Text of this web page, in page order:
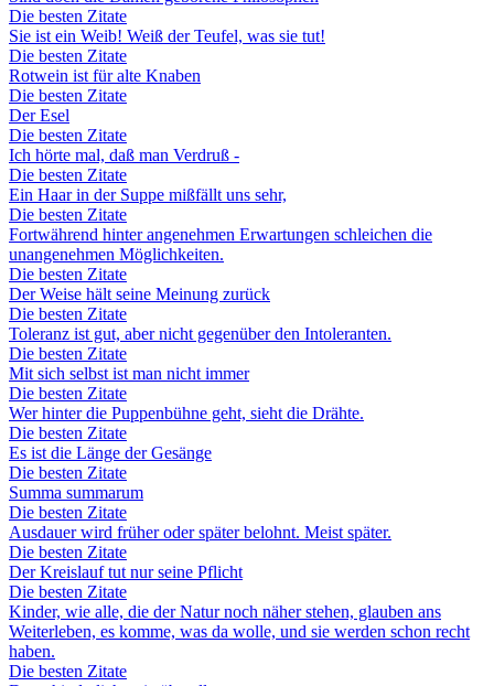
Die besten Zitate
Sie ist ein Weib! Weiß der Teufel, was sie tut!
Die besten Zitate
Rotwein ist für alte Knaben
Die besten Zitate
Der Esel
Die besten Zitate
Ich hörte mal, daß man Verdruß -
Die besten Zitate
Ein Haar in der Suppe mißfällt uns sehr,
Die besten Zitate
Fortwährend hinter angenehmen Erwartungen schleichen die
unangenehmen Möglichkeiten.
Die besten Zitate
Der Weise hält seine Meinung zurück
Die besten Zitate
Toleranz ist gut, aber nicht gegenüber den Intoleranten.
Die besten Zitate
Mit sich selbst ist man nicht immer
Die besten Zitate
Wer hinter die Puppenbühne geht, sieht die Drähte.
Die besten Zitate
Es ist die Länge der Gesänge
Die besten Zitate
Summa summarum
Die besten Zitate
Ausdauer wird früher oder später belohnt. Meist später.
Die besten Zitate
Der Kreislauf tut nur seine Pflicht
Die besten Zitate
Kinder, wie alle, die der Natur noch näher stehen, glauben ans
Weiterleben, es komme, was da wolle, und sie werden schon recht
haben.
Die besten Zitate